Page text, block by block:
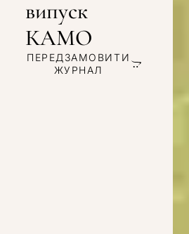
випуск
КАМО
ПЕРЕДЗАМОВИТИ
ЖУРНАЛ